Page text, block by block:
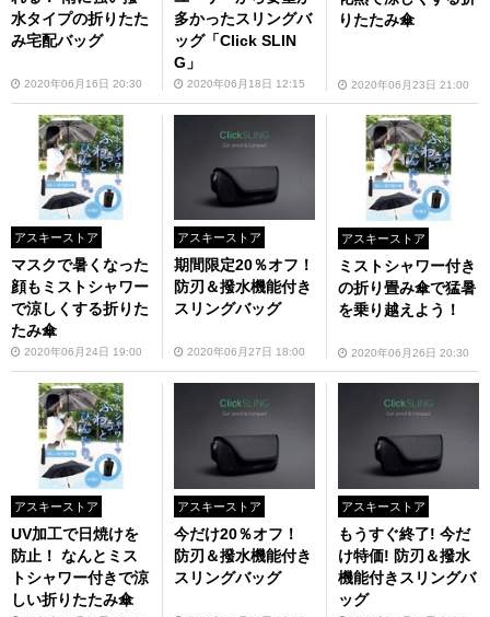
水タイプの折りたた
み宅配バッグ
2020年06月16日 20:30
多かったスリングバ
ッグ「Click SLIN
G」
2020年06月18日 12:15
りたたみ傘
2020年06月23日 21:00
アスキーストア
マスクで暑くなった
顔もミストシャワー
で涼しくする折りた
たみ傘
2020年06月24日 19:00
アスキーストア
期間限定20％オフ！
防刃＆撥水機能付き
スリングバッグ
2020年06月27日 18:00
アスキーストア
ミストシャワー付き
の折り畳み傘で猛暑
を乗り越えよう！
2020年06月26日 20:30
アスキーストア
UV加工で日焼けを
防止！ なんとミス
トシャワー付きで涼
しい折りたたみ傘
アスキーストア
今だけ20％オフ！
防刃＆撥水機能付き
スリングバッグ
アスキーストア
もうすぐ終了! 今だ
け特価! 防刃＆撥水
機能付きスリングバ
ッグ